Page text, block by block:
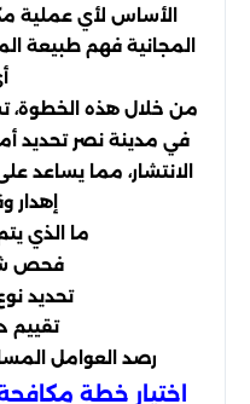
الأساس لأي عملية
المجانية فهم طبيعة
من خلال هذه الخطوة،
في مدينة نصر تحديد
الانتشار، مما يساعد
إهدار
ما الذي
فحص
تحديد
تقييم
رصد العوامل
اختيار خطة